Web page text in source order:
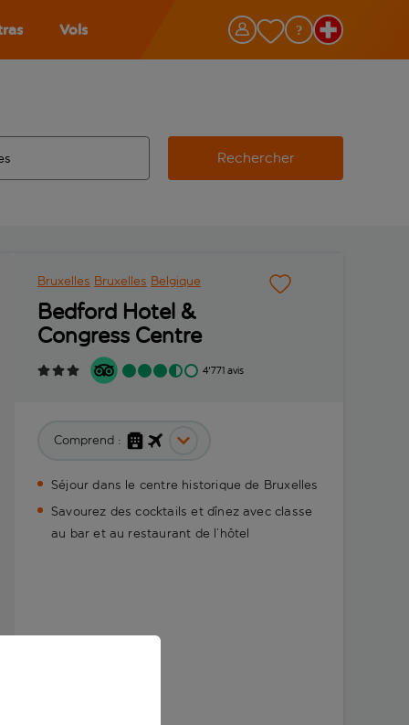
Vols
Rechercher
Bruxelles Bruxelles Belgique
Bedford Hotel &
Congress Centre
4'771 avis
Comprend :
Séjour dans le centre historique de Bruxelles
Savourez des cocktails et dînez avec classe
au bar et au restaurant de l’hôtel